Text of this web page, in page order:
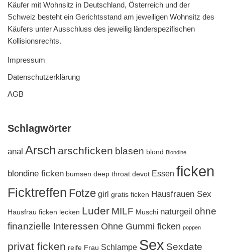
Käufer mit Wohnsitz in Deutschland, Österreich und der
Schweiz besteht ein Gerichtsstand am jeweiligen Wohnsitz des
Käufers unter Ausschluss des jeweilig länderspezifischen
Kollisionsrechts.
Impressum
Datenschutzerklärung
AGB
Schlagwörter
anal Arsch arschficken blasen blond Blondine
blondine ficken bumsen deep throat devot Essen ficken
Ficktreffen Fotze girl gratis ficken Hausfrauen Sex
Hausfrau ficken lecken Luder MILF Muschi naturgeil ohne
finanzielle Interessen Ohne Gummi ficken poppen
privat ficken reife Frau Schlampe Sex Sexdate